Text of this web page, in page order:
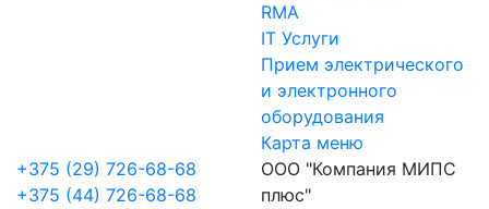
RMA
IT Услуги
Прием электрического
и электронного
оборудования
Карта меню
+375 (29) 726-68-68
+375 (44) 726-68-68
ООО "Компания МИПС
плюс"